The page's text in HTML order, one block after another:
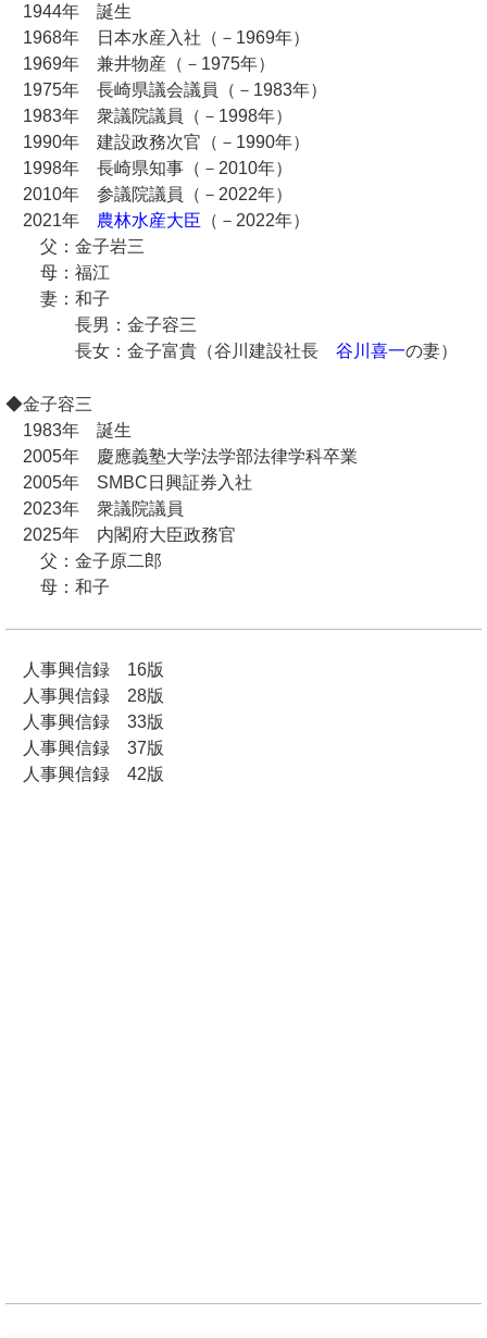
1944年 誕生
1968年 日本水産入社（－1969年）
1969年 兼井物産（－1975年）
1975年 長崎県議会議員（－1983年）
1983年 衆議院議員（－1998年）
1990年 建設政務次官（－1990年）
1998年 長崎県知事（－2010年）
2010年 参議院議員（－2022年）
2021年 農林水産大臣 （－2022年）
父：金子岩三
母：福江
妻：和子
長男：金子容三
長女：金子富貴（谷川建設社長 谷川喜一の妻）
◆金子容三
1983年 誕生
2005年 慶應義塾大学法学部法律学科卒業
2005年 SMBC日興証券入社
2023年 衆議院議員
2025年 内閣府大臣政務官
父：金子原二郎
母：和子
人事興信録 16版
人事興信録 28版
人事興信録 33版
人事興信録 37版
人事興信録 42版